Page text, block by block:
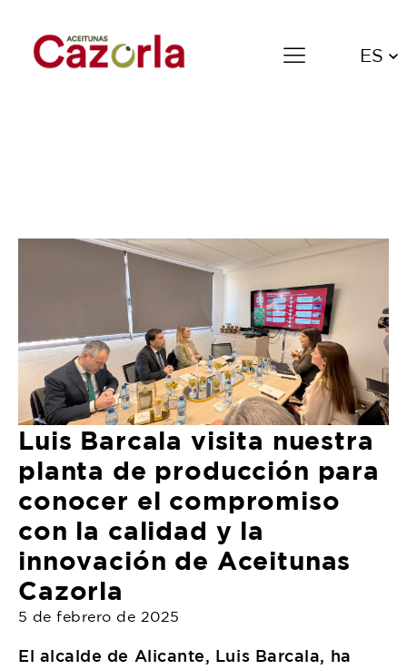
ES
Luis Barcala visita nuestra
planta de producción para
conocer el compromiso
con la calidad y la
innovación de Aceitunas
Cazorla
5 de febrero de 2025
El alcalde de Alicante, Luis Barcala, ha